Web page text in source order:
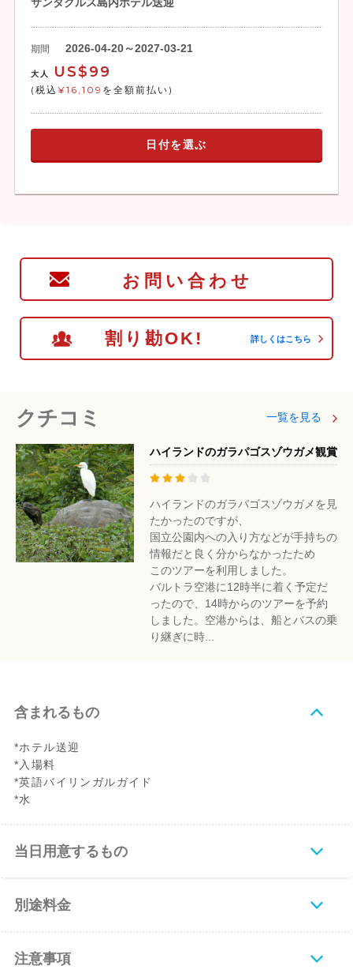
サンタクルス島内ホテル送迎
期間 2026-04-20～2027-03-21
大人 US$99
(税込 ¥16,109 を全額前払い)
日付を選ぶ
お問い合わせ
割り勘OK! 詳しくはこちら
クチコミ 一覧を見る
ハイランドのガラパゴスゾウガメ観賞
ハイランドのガラパゴスゾウガメを見
たかったのですが、
国立公園内への入り方などが手持ちの
情報だと良く分からなかったため
このツアーを利用しました。
バルトラ空港に12時半に着く予定だ
ったので、14時からのツアーを予約
しました。空港からは、船とバスの乗
り継ぎに時...
含まれるもの
*ホテル送迎
*入場料
*英語バイリンガルガイド
*水
当日用意するもの
別途料金
注意事項